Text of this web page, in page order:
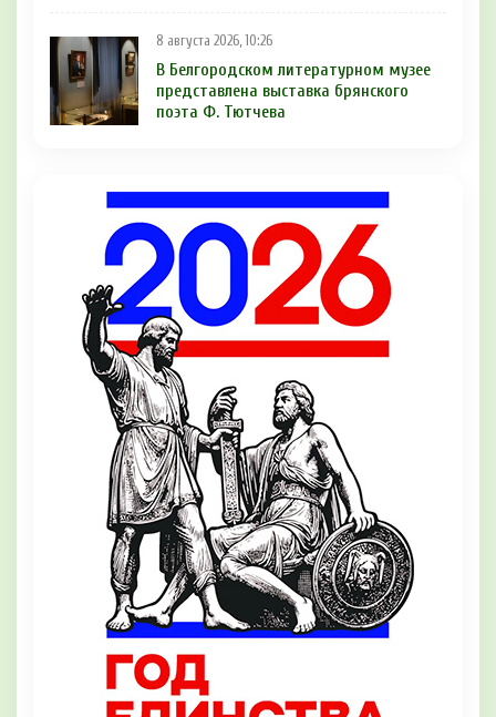
8 августа 2026, 10:26
В Белгородском литературном музее
представлена выставка брянского
поэта Ф. Тютчева